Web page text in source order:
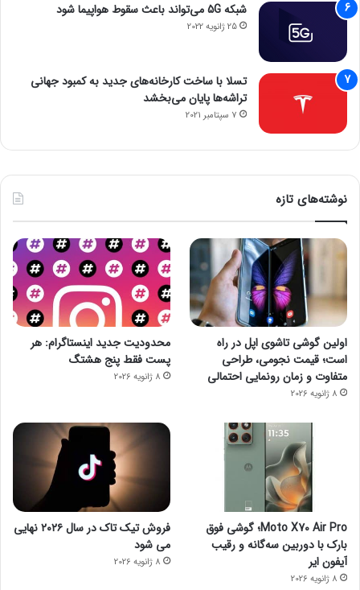
شبکه 5G می‌تواند باعث سقوط هواپیما شود
25 ژانویه 2022
تسلا با ساخت کارخانه‌های جدید به کمبود جهانی
تراشه‌ها پایان می‌بخشد
7 سپتامبر 2021
نوشته‌های تازه
اولین گوشی تاشوی اپل در راه
است؛ قیمت نجومی، طراحی
متفاوت و زمان رونمایی احتمالی
8 ژانویه 2026
محدودیت جدید اینستاگرام: هر
پست فقط پنج هشتگ
8 ژانویه 2026
Moto X70 Air Pro؛ گوشی فوق
بارک با دوربین سه‌گانه و رقیب
آیفون ایر
8 ژانویه 2026
فروش تیک تاک در سال ۲۰۲۶ نهایی
می شود
8 ژانویه 2026